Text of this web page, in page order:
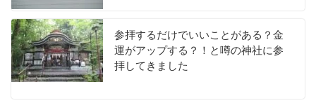
参拝するだけでいいことがある？金
運がアップする？！と噂の神社に参
拝してきました